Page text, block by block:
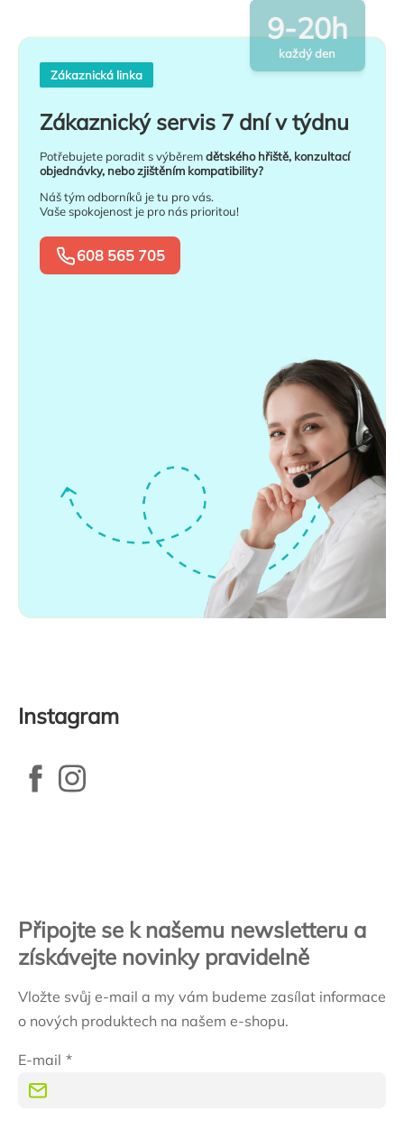
Zákaznická linka
Zákaznický servis 7 dní v týdnu
Potřebujete poradit s výběremdětského hřiště, konzultací
objednávky, nebo zjištěním kompatibility?
Náš tým odborníků je tu pro vás.
Vaše spokojenost je pro nás prioritou!
608 565 705
9-20h
každý den
Instagram
Připojte se k našemu newsletteru a
získávejte novinky pravidelně
Vložte svůj e-mail a my vám budeme zasílat informace
o nových produktech na našem e-shopu.
E-mail